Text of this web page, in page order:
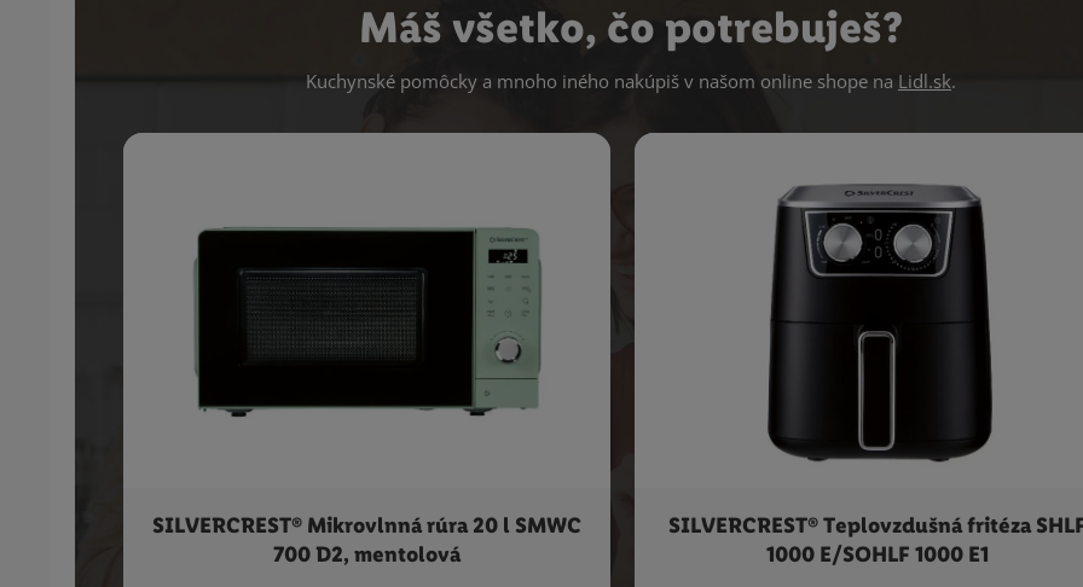
Máš všetko, čo potrebuješ?
Kuchynské pomôcky a mnoho iného nakúpiš v našom online shope na Lidl.sk.
SILVERCREST® Mikrovlnná rúra 20 l SMWC
700 D2, mentolová
SILVERCREST® Teplovzdušná fritéza
1000 E/SOHLF 1000 E1